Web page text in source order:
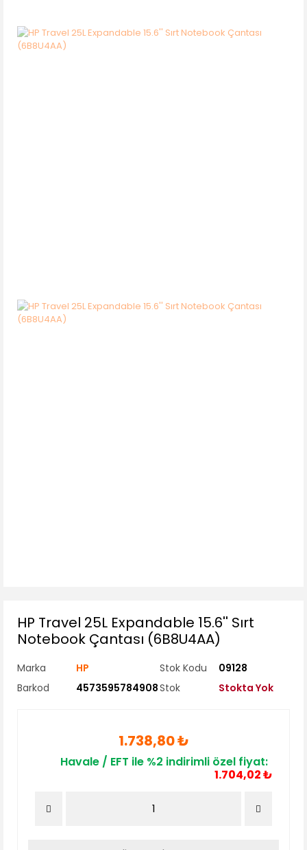
HP Travel 25L Expandable 15.6'' Sırt
Notebook Çantası (6B8U4AA)
Marka HP Stok Kodu
09128
Barkod
4573595784908Stok Stokta Yok
1.738,80 ₺
Havale / EFT ile %2 indirimli özel fiyat:
1.704,02 ₺